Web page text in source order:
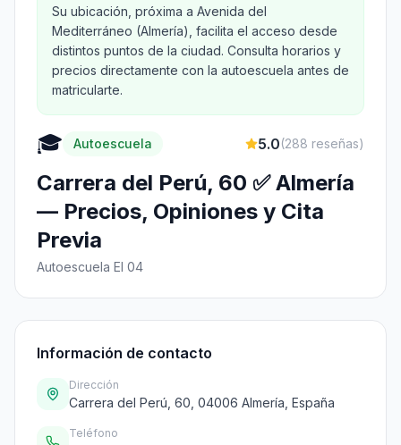
Su ubicación, próxima a Avenida del
Mediterráneo (Almería), facilita el acceso desde
distintos puntos de la ciudad. Consulta horarios y
precios directamente con la autoescuela antes de
matricularte.
🎓 Autoescuela 5.0(288 reseñas)
Carrera del Perú, 60 ✅ Almería
— Precios, Opiniones y Cita
Previa
Autoescuela El 04
Información de contacto
Dirección
Carrera del Perú, 60, 04006 Almería, España
Teléfono